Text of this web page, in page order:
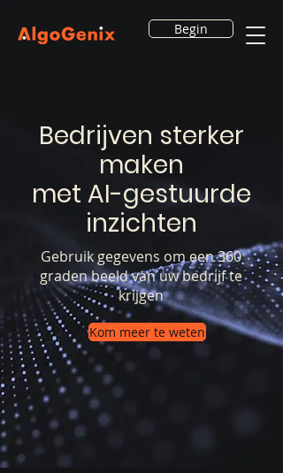
Begin
Bedrijven sterker
maken
met AI-gestuurde
inzichten
Gebruik gegevens om een 360
graden beeld van uw bedrijf te
krijgen
Kom meer te weten